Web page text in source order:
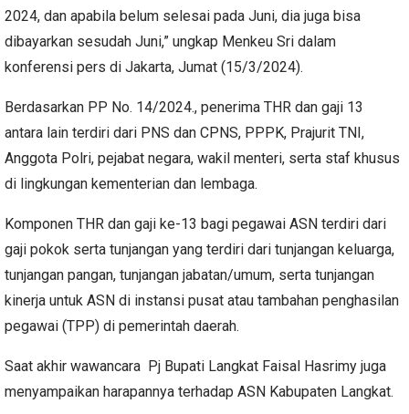
2024, dan apabila belum selesai pada Juni, dia juga bisa
dibayarkan sesudah Juni,” ungkap Menkeu Sri dalam
konferensi pers di Jakarta, Jumat (15/3/2024).
Berdasarkan PP No. 14/2024., penerima THR dan gaji 13
antara lain terdiri dari PNS dan CPNS, PPPK, Prajurit TNI,
Anggota Polri, pejabat negara, wakil menteri, serta staf khusus
di lingkungan kementerian dan lembaga.
Komponen THR dan gaji ke-13 bagi pegawai ASN terdiri dari
gaji pokok serta tunjangan yang terdiri dari tunjangan keluarga,
tunjangan pangan, tunjangan jabatan/umum, serta tunjangan
kinerja untuk ASN di instansi pusat atau tambahan penghasilan
pegawai (TPP) di pemerintah daerah.
Saat akhir wawancara Pj Bupati Langkat Faisal Hasrimy juga
menyampaikan harapannya terhadap ASN Kabupaten Langkat.